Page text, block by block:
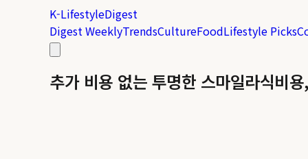
K-LifestyleDigest
Digest WeeklyTrendsCultureFoodLifestyle Picks
추가 비용 없는 투명한 스마일라식비